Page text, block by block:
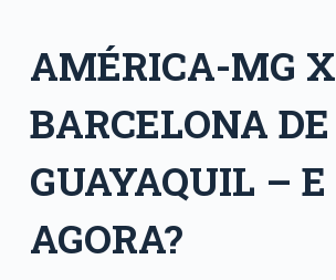
AMÉRICA-MG X
BARCELONA DE
GUAYAQUIL – E
AGORA?